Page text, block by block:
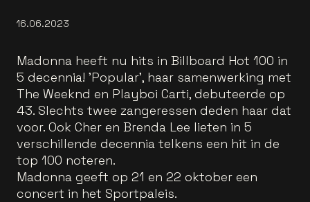
16.06.2023
Madonna heeft nu hits in Billboard Hot 100 in
5 decennia! 'Popular', haar samenwerking met
The Weeknd en Playboi Carti, debuteerde op
43. Slechts twee zangeressen deden haar dat
voor. Ook Cher en Brenda Lee lieten in 5
verschillende decennia telkens een hit in de
top 100 noteren.
Madonna geeft op 21 en 22 oktober een
concert in het Sportpaleis.